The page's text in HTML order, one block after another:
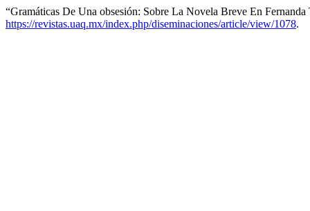
“Gramáticas De Una obsesión: Sobre La Novela Breve En Fernanda
https://revistas.uaq.mx/index.php/diseminaciones/article/view/1078.